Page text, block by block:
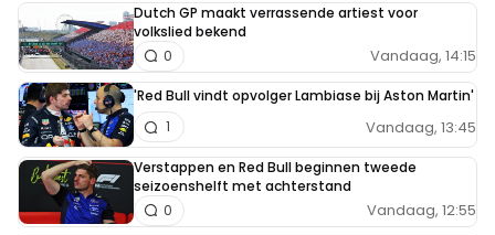
Dutch GP maakt verrassende artiest voor
volkslied bekend
Vandaag, 14:15
0
'Red Bull vindt opvolger Lambiase bij Aston Martin'
Vandaag, 13:45
1
Verstappen en Red Bull beginnen tweede
seizoenshelft met achterstand
Vandaag, 12:55
0